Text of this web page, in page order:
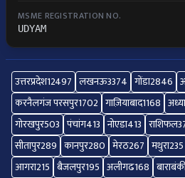
MSME REGISTRATION NO.
UDYAM
उत्तरप्रदेश12497 लखनऊ3374 गोंडा2846
करनैलगंज परसपुर1702 गाज़ियाबाद1168
गोरखपुर503 पंचांग413 नोएडा413 राशिफल
सीतापुर289 कानपुर280 मेरठ267 मथुरा235
आगरा215 बैजलपुर195 अलीगढ168